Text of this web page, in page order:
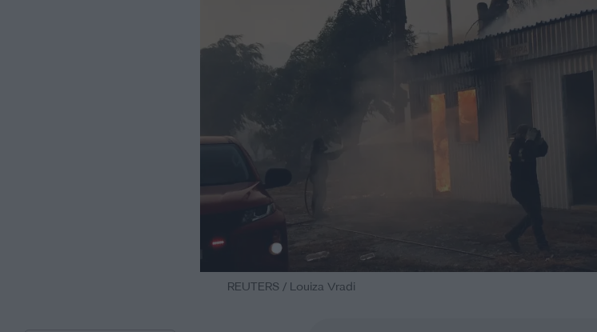
REUTERS / Louiza Vradi